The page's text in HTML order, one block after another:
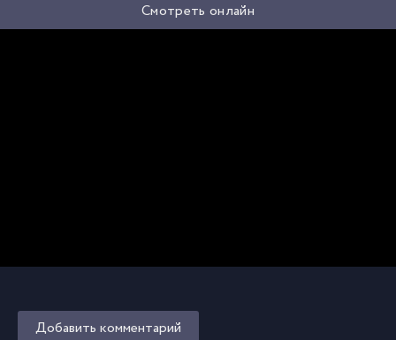
Смотреть онлайн
Добавить комментарий